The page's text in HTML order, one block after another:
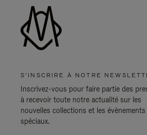
S'INSCRIRE À NOTRE
Inscrivez-vous pour faire partie des
à recevoir toute notre actualité sur les
nouvelles collections et les évènements
spéciaux.